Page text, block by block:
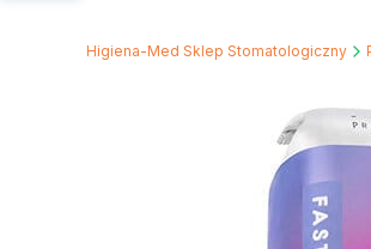
Higiena-Med Sklep Stomatologiczny